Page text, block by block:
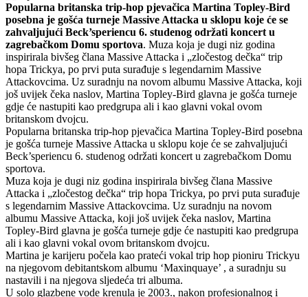
Popularna britanska trip-hop pjevačica Martina Topley-Bird
posebna je gošća turneje Massive Attacka u sklopu koje će se
zahvaljujući Beck’speriencu 6. studenog održati koncert u
zagrebačkom Domu sportova. Muza koja je dugi niz godina
inspirirala bivšeg člana Massive Attacka i „zločestog dečka“ trip
hopa Trickya, po prvi puta surađuje s legendarnim Massive
Attackovcima. Uz suradnju na novom albumu Massive Attacka, koji
još uvijek čeka naslov, Martina Topley-Bird glavna je gošća turneje
gdje će nastupiti kao predgrupa ali i kao glavni vokal ovom
britanskom dvojcu.
Popularna britanska trip-hop pjevačica Martina Topley-Bird posebna
je gošća turneje Massive Attacka u sklopu koje će se zahvaljujući
Beck’speriencu 6. studenog održati koncert u zagrebačkom Domu
sportova.
Muza koja je dugi niz godina inspirirala bivšeg člana Massive
Attacka i „zločestog dečka“ trip hopa Trickya, po prvi puta surađuje
s legendarnim Massive Attackovcima. Uz suradnju na novom
albumu Massive Attacka, koji još uvijek čeka naslov, Martina
Topley-Bird glavna je gošća turneje gdje će nastupiti kao predgrupa
ali i kao glavni vokal ovom britanskom dvojcu.
Martina je karijeru počela kao prateći vokal trip hop pioniru Trickyu
na njegovom debitantskom albumu ‘Maxinquaye’ , a suradnju su
nastavili i na njegova sljedeća tri albuma.
U solo glazbene vode krenula je 2003., nakon profesionalnog i